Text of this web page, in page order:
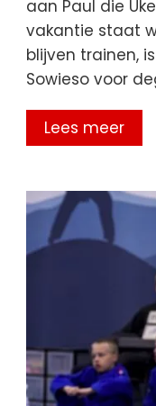
aan Paul die
vakantie staat
blijven trainen,
Sowieso voor
Lees meer